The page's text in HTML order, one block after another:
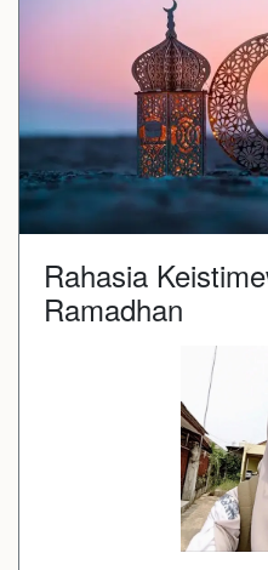
Rahasia
Ramadhan